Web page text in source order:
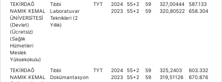
TEKİRDAĞ
NAMIK KEMAL
ÜNİVERSİTESİ
(Devlet)
(Ücretsiz)
(Sağlık
Hizmetleri
Meslek
Yüksekokulu)
Tıbbi
Laboratuvar
Teknikleri (2
Yıllık)
TYT
2024
2023
55+2
55+2
59
59
327,00444
320,80522
587.133
658.304
TEKİRDAĞ
NAMIK KEMAL
Tıbbi
Dokümantasyon
TYT
2024
2023
55+2
55+2
59
59
325,2403
319,51126
603.332
670.876